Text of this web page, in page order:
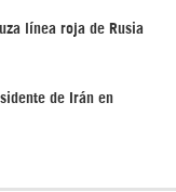
línea roja de Rusia
de Irán en